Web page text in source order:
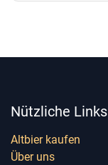
Nützliche Links
Altbier kaufen
Über uns